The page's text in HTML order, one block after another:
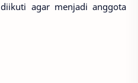
diikuti agar menjadi anggota